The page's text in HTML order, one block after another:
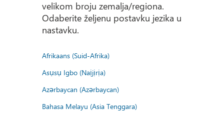
velikom broju zemalja/regiona.
Odaberite željenu postavku jezika u
nastavku.
Afrikaans (Suid-Afrika)
Asụsụ Igbo (Naịjịrịa)
Azərbaycan (Azərbaycan)
Bahasa Melayu (Asia Tenggara)